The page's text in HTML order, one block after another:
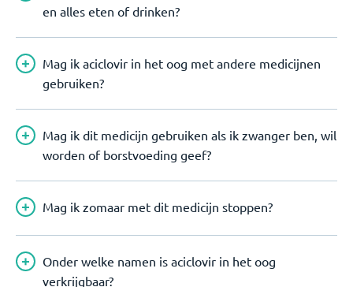
en alles eten of drinken?
Mag ik aciclovir in het oog met andere medicijnen
gebruiken?
Mag ik dit medicijn gebruiken als ik zwanger ben, wil
worden of borstvoeding geef?
Mag ik zomaar met dit medicijn stoppen?
Onder welke namen is aciclovir in het oog
verkrijgbaar?